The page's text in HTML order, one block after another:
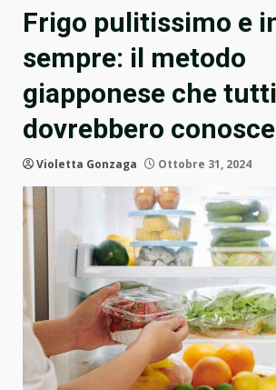
Frigo pulitissimo e
sempre: il metodo
giapponese che tutti
dovrebbero
Violetta Gonzaga Ottobre 31, 2024